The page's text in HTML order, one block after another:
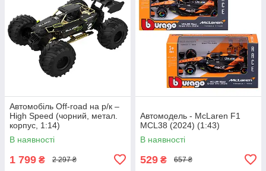
Автомобіль Off-road на р/к –
High Speed (чорний, метал.
корпус, 1:14)
В наявності
1 799 ₴ 2 297 ₴
Автомодель - McLaren F1
MCL38 (2024) (1:43)
В наявності
529 ₴ 657 ₴